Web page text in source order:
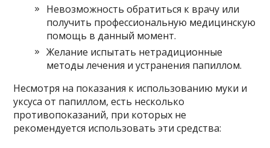
Невозможность обратиться к врачу или
получить профессиональную медицинскую
помощь в данный момент.
Желание испытать нетрадиционные
методы лечения и устранения папиллом.
Несмотря на показания к использованию муки и
уксуса от папиллом, есть несколько
противопоказаний, при которых не
рекомендуется использовать эти средства: